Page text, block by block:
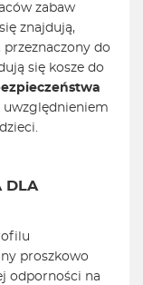
zabaw
znajdują,
do
się kosze do
uwzględnieniem
DLA
proszkowo
odporności na